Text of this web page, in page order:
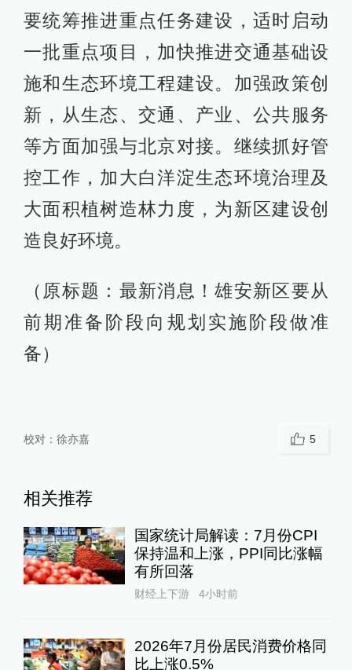
要统筹推进重点任务建设，适时启动
一批重点项目，加快推进交通基础设
施和生态环境工程建设。加强政策创
新，从生态、交通、产业、公共服务
等方面加强与北京对接。继续抓好管
控工作，加大白洋淀生态环境治理及
大面积植树造林力度，为新区建设创
造良好环境。
（原标题：最新消息！雄安新区要从
前期准备阶段向规划实施阶段做准
备）
校对： 徐亦嘉 5
相关推荐
国家统计局解读：7月份CPI
保持温和上涨，PPI同比涨幅
有所回落
财经上下游 4小时前
2026年7月份居民消费价格同
比上涨0.5%